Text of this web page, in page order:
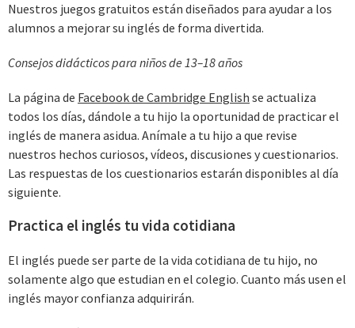
Nuestros juegos gratuitos están diseñados para ayudar a los
alumnos a mejorar su inglés de forma divertida.
Consejos didácticos para niños de 13–18 años
La página de Facebook de Cambridge English se actualiza
todos los días, dándole a tu hijo la oportunidad de practicar el
inglés de manera asidua. Anímale a tu hijo a que revise
nuestros hechos curiosos, vídeos, discusiones y cuestionarios.
Las respuestas de los cuestionarios estarán disponibles al día
siguiente.
Practica el inglés tu vida cotidiana
El inglés puede ser parte de la vida cotidiana de tu hijo, no
solamente algo que estudian en el colegio. Cuanto más usen el
inglés mayor confianza adquirirán.